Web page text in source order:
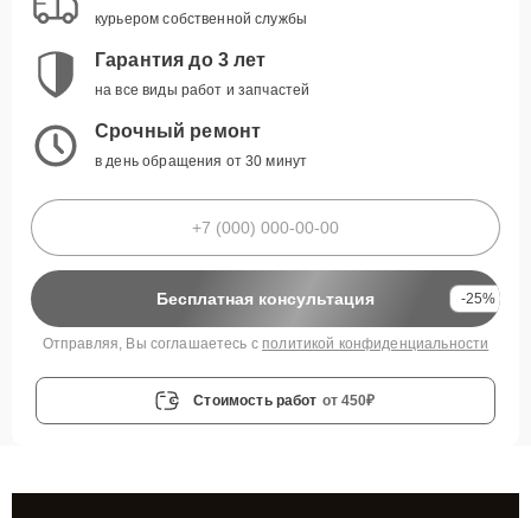
курьером собственной службы
Гарантия до 3 лет
на все виды работ и запчастей
Срочный ремонт
в день обращения от 30 минут
Бесплатная консультация -25%
Отправляя, Вы соглашаетесь с политикой конфиденциальности
Стоимость работ от 450₽